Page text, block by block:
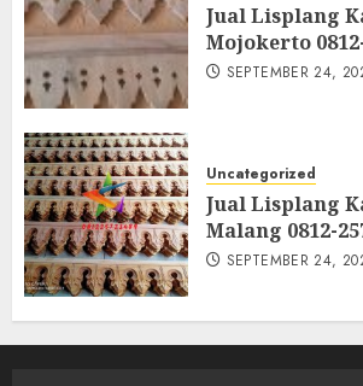
Jual Lisplang
Mojokerto
SEPTEMBER 24,
Uncategorized
Jual Lisplang
Malang 0812-
SEPTEMBER 24,